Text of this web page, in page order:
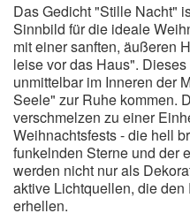
Das Gedicht "Stille Nacht"
Sinnbild für die ideale
mit einer sanften, äußeren
leise vor das Haus".
unmittelbar im Inneren der
Seele" zur Ruhe kommen.
verschmelzen zu einer
Weihnachtsfests - die hell
funkelnden Sterne und der
werden nicht nur als
aktive Lichtquellen, die
erhellen.